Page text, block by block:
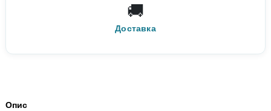
🚚
Доставка
По всій Україні
Нова Пошта
Опис